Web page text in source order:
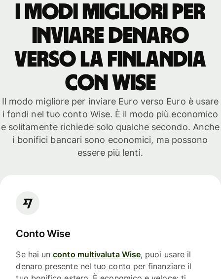
I modi migliori per
inviare denaro
verso la Finlandia
con WISE
Il modo migliore per inviare Euro verso Euro è usare
i fondi nel tuo conto Wise. È il modo più economico
e solitamente richiede solo qualche secondo. Anche
i bonifici bancari sono economici, ma possono
essere più lenti.
Conto Wise
Se hai unconto multivaluta Wise, puoi usare il
denaro presente nel tuo conto per finanziare il